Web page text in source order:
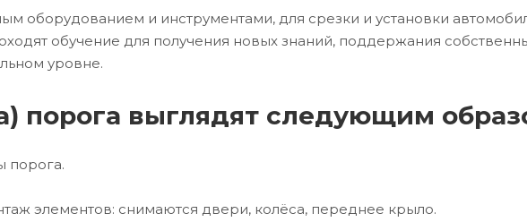
оборудованием и инструментами, для срезки и установки
обучение для получения новых знаний, поддержания
уровне.
порога выглядят следующим
порога.
элементов: снимаются двери, колёса, переднее крыло.